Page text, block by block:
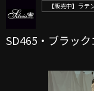
【販売中】ラ
SD465・ブラッ